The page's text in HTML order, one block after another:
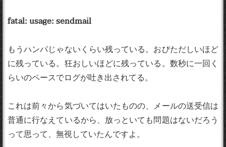
fatal: usage: sendmail
もうハンパじゃないくらい残っている。おびただしいほど
に残っている。狂おしいほどに残っている。数秒に一回く
らいのペースでログが吐き出されてる。
これは前々から気づいてはいたものの、メールの送受信は
普通に行なえているから、放っといても問題はないだろう
って思って、無視していたんですよ。